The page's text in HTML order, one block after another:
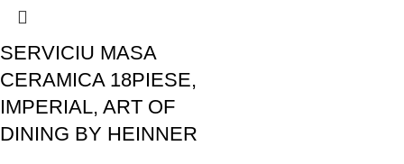
SERVICIU MASA
CERAMICA 18PIESE,
IMPERIAL, ART OF
DINING BY HEINNER